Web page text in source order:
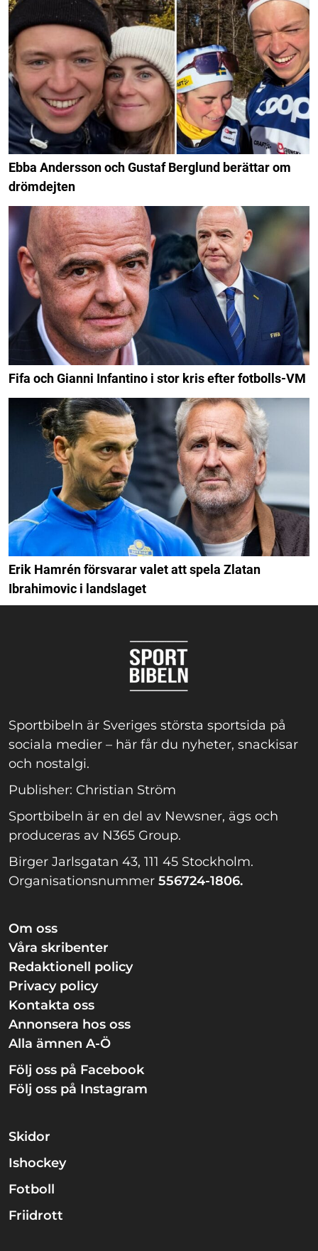
Ebba Andersson och Gustaf Berglund berättar om
drömdejten
Fifa och Gianni Infantino i stor kris efter fotbolls-VM
Erik Hamrén försvarar valet att spela Zlatan
Ibrahimovic i landslaget
Sportbibeln är Sveriges största sportsida på
sociala medier – här får du nyheter, snackisar
och nostalgi.
Publisher: Christian Ström
Sportbibeln är en del av Newsner, ägs och
produceras av N365 Group.
Birger Jarlsgatan 43, 111 45 Stockholm.
Organisationsnummer 556724-1806.
Om oss
Våra skribenter
Redaktionell policy
Privacy policy
Kontakta oss
Annonsera hos oss
Alla ämnen A-Ö
Följ oss på Facebook
Följ oss på Instagram
Skidor
Ishockey
Fotboll
Friidrott